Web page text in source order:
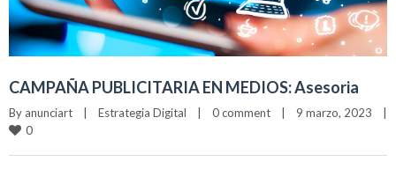
CAMPAÑA PUBLICITARIA EN MEDIOS: Asesoria
By anunciart Estrategia Digital 0 comment 9 marzo, 2023
0